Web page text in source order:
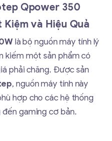
Qpower 350
và Hiệu Quả
là bộ nguồn máy tính lý
kiếm một sản phẩm có
phải chăng. Được sản
, nguồn máy tính này
hợp cho các hệ thống
gaming cơ bản.